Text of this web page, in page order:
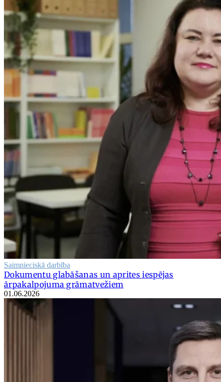
Saimnieciskā darbība
Dokumentu glabāšanas un aprites iespējas
ārpakalpojuma grāmatvežiem
01.06.2026